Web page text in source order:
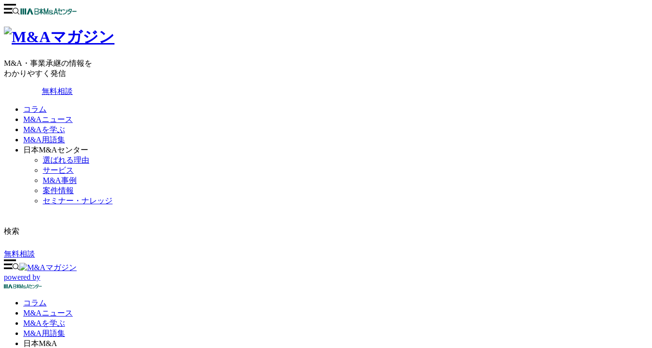
M&A・事業承継の情報を
わかりやすく発信
無料相談
コラム
M&Aニュース
M&Aを学ぶ
M&A用語集
日本M&Aセンター
選ばれる理由
サービス
M&A事例
案件情報
セミナー・ナレッジ
検索
無料相談
powered by
コラム
M&Aニュース
M&Aを学ぶ
M&A 用語集
日本M&A